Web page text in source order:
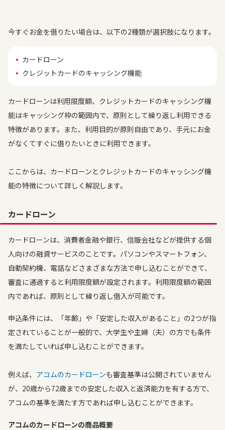
今すぐお金を借りたい場合は、以下の2種類が選択肢になります。
カードローン
クレジットカードのキャッシング機能
カードローンは利用限度額、クレジットカードのキャッシング機
能はキャッシング枠の範囲内で、原則として繰り返し利用できる
特徴があります。また、利用目的が原則自由であり、手元にお金
がなくてすぐに借りたいときに利用できます。
ここからは、カードローンとクレジットカードのキャッシング機
能の特徴について詳しく解説します。
カードローン
カードローンは、消費者金融や銀行、信販会社などが提供する個
人向けの融資サービスのことです。パソコンやスマートフォン、
自動契約機、電話などさまざまな方法で申し込むことができて、
審査に通過すると利用限度額が設定されます。利用限度額の範囲
内であれば、原則として繰り返し借入が可能です。
申込条件には、「年齢」や「安定した収入があること」の2つが指
定されていることが一般的で、大学生や主婦（夫）の方でも条件
を満たしていれば申し込むことができます。
例えば、 アコムのカードローンも審査基準は公開されていません
が、20歳から72歳までの安定した収入と返済能力を有する方で、
アコムの基準を満たす方であれば申し込むことができます。
アコムのカードローンの商品概要